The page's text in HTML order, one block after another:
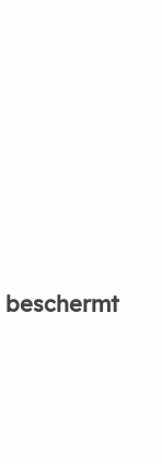
beschermt